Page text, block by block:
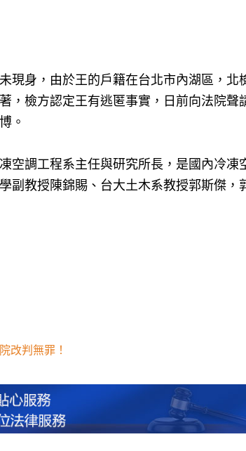
現身，由於王的戶籍在台北市內湖區，北
，檢方認定王有逃匿事實，日前向法院聲
。
空調工程系主任與研究所長，是國內冷凍
副教授陳錦賜、台大土木系教授郭斯傑，
改判無罪！